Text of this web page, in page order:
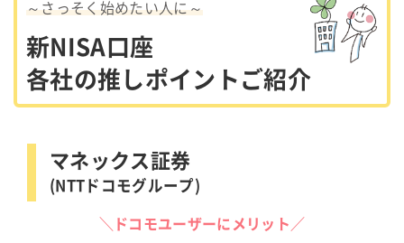
～さっそく始めたい人に～
新NISA口座
各社の推しポイントご紹介
マネックス証券
(NTTドコモグループ)
＼ドコモユーザーにメリット／